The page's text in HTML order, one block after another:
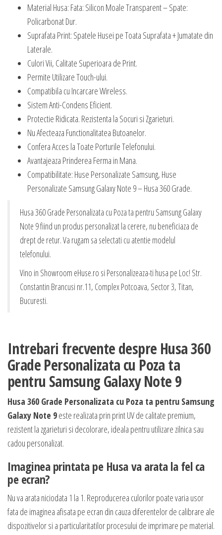
Material Husa: Fata: Silicon Moale Transparent – Spate:
Policarbonat Dur.
Suprafata Print: Spatele Husei pe Toata Suprafata + Jumatate din
Laterale.
Culori Vii, Calitate Superioara de Print.
Permite Utilizare Touch-ului.
Compatibila cu Incarcare Wireless.
Sistem Anti-Condens Eficient.
Protectie Ridicata. Rezistenta la Socuri si Zgarieturi.
Nu Afecteaza Functionalitatea Butoanelor.
Confera Acces la Toate Porturile Telefonului.
Avantajeaza Prinderea Ferma in Mana.
Compatibilitate: Huse Personalizate Samsung, Huse
Personalizate Samsung Galaxy Note 9 – Husa 360 Grade.
Husa 360 Grade Personalizata cu Poza ta pentru Samsung Galaxy
Note 9 fiind un produs personalizat la cerere, nu beneficiaza de
drept de retur. Va rugam sa selectati cu atentie modelul
telefonului.
Vino in Showroom eHuse.ro si Personalizeaza-ti husa pe Loc! Str.
Constantin Brancusi nr.11, Complex Potcoava, Sector 3, Titan,
Bucuresti.
Intrebari frecvente despre Husa 360
Grade Personalizata cu Poza ta
pentru Samsung Galaxy Note 9
Husa 360 Grade Personalizata cu Poza ta pentru Samsung
Galaxy Note 9este realizata prin print UV de calitate premium,
rezistent la zgarieturi si decolorare, ideala pentru utilizare zilnica sau
cadou personalizat.
Imaginea printata pe Husa va arata la fel ca
pe ecran?
Nu va arata niciodata 1 la 1. Reproducerea culorilor poate varia usor
fata de imaginea afisata pe ecran din cauza diferentelor de calibrare ale
dispozitivelor si a particularitatilor procesului de imprimare pe material.